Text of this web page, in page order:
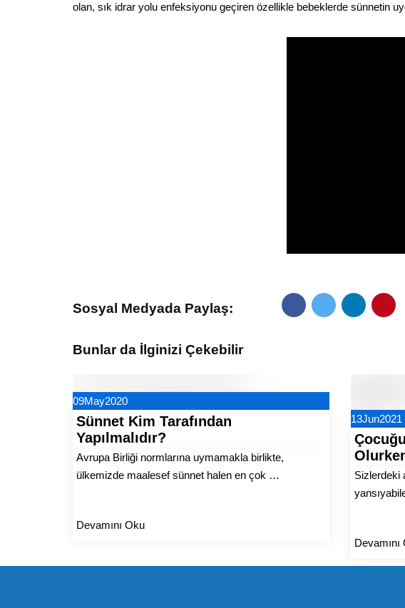
olan, sık idrar yolu enfeksiyonu geçiren özellikle bebeklerde sünnetin
Sosyal Medyada Paylaş:
Bunlar da İlginizi Çekebilir
09May2020
Sünnet Kim Tarafından
Yapılmalıdır?
Avrupa Birliği normlarına uymamakla birlikte,
ülkemizde maalesef sünnet halen en çok …
Devamını Oku
13Jun2021
Sizlerdeki
Devamını